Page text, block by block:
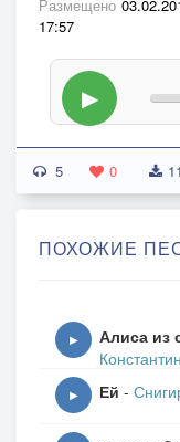
Размещено
17:57
▶
5 0
ПОХОЖИЕ
▶ Алиса из
Константин
▶ Ей -